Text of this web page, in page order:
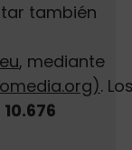
también
, mediante
.
10.676